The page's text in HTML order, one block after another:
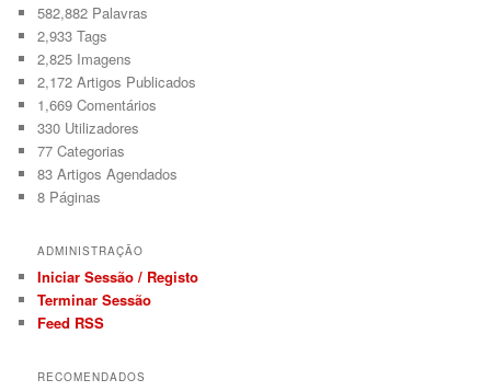
582,882 Palavras
2,933 Tags
2,825 Imagens
2,172 Artigos Publicados
1,669 Comentários
330 Utilizadores
77 Categorias
83 Artigos Agendados
8 Páginas
ADMINISTRAÇÃO
Iniciar Sessão / Registo
Terminar Sessão
Feed RSS
RECOMENDADOS